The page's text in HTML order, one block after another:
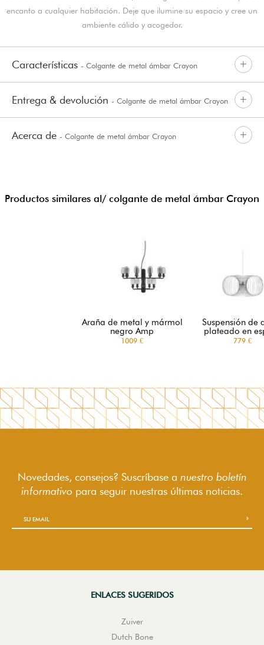
encanto a cualquier habitación. Deje que ilumine su espacio y cree un
ambiente cálido y acogedor.
Características - Colgante de metal ámbar Crayon
Entrega & devolución - Colgante de metal ámbar Crayon
Acerca de - Colgante de metal ámbar Crayon
Productos similares al/ colgante de metal ámbar Crayon
Araña de metal y mármol
negro Amp
1009 €
Suspensión de
plateado en
779 €
Novedades, consejos? Suscríbase a nuestro boletín
informativo para seguir nuestras últimas noticias.
ENLACES SUGERIDOS
Zuiver
Dutch Bone